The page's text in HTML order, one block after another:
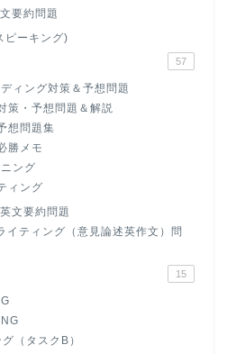
要約問題
ピーキング)
57
ィング対策＆予想問題
策・予想問題＆解説
想問題集
勝メモ
ング
ィング
文要約問題
イティング（意見論述英作文）問
15
（タスクB）